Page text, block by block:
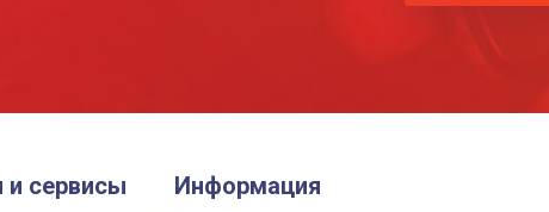
и сервисы Информация